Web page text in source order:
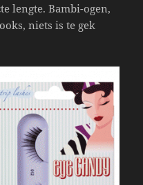
lengte. Bambi-ogen,
niets is te gek